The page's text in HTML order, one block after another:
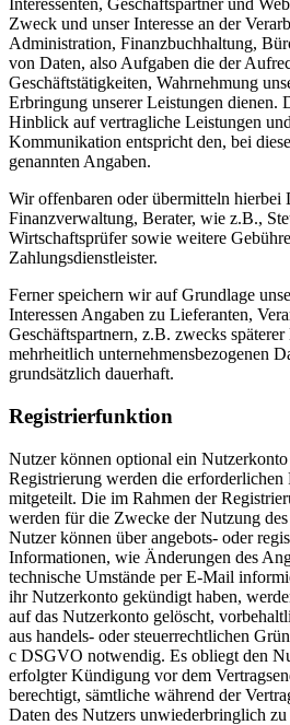
Interessenten, Geschäftspartner und
Zweck und unser Interesse an der
Administration, Finanzbuchhaltung,
von Daten, also Aufgaben die der
Geschäftstätigkeiten, Wahrnehmung
Erbringung unserer Leistungen dienen.
Hinblick auf vertragliche Leistungen
Kommunikation entspricht den, bei
genannten Angaben.
Wir offenbaren oder übermitteln hierbei
Finanzverwaltung, Berater, wie z.B.,
Wirtschaftsprüfer sowie weitere
Zahlungsdienstleister.
Ferner speichern wir auf Grundlage
Interessen Angaben zu Lieferanten,
Geschäftspartnern, z.B. zwecks
mehrheitlich unternehmensbezogenen
grundsätzlich dauerhaft.
Registrierfunktion
Nutzer können optional ein
Registrierung werden die erforderlichen
mitgeteilt. Die im Rahmen der
werden für die Zwecke der Nutzung
Nutzer können über angebots- oder
Informationen, wie Änderungen des
technische Umstände per E-Mail
ihr Nutzerkonto gekündigt haben,
auf das Nutzerkonto gelöscht,
aus handels- oder steuerrechtlichen
c DSGVO notwendig. Es obliegt den
erfolgter Kündigung vor dem
berechtigt, sämtliche während der
Daten des Nutzers unwiederbringlich zu